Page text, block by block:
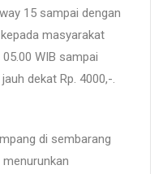
15 sampai dengan
masyarakat
WIB sampai
dekat Rp. 4000,-.
di sembarang